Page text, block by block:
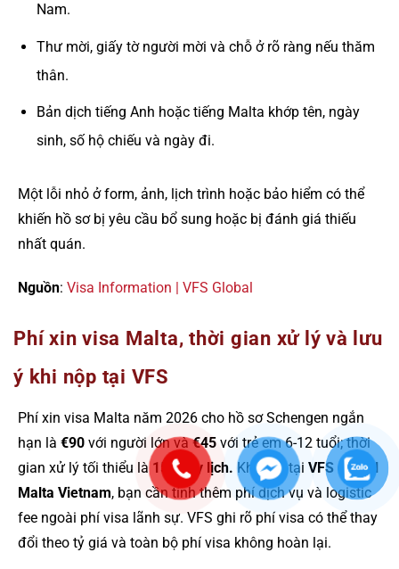
Nam.
Thư mời, giấy tờ người mời và chỗ ở rõ ràng nếu thăm
thân.
Bản dịch tiếng Anh hoặc tiếng Malta khớp tên, ngày
sinh, số hộ chiếu và ngày đi.
Một lỗi nhỏ ở form, ảnh, lịch trình hoặc bảo hiểm có thể
khiến hồ sơ bị yêu cầu bổ sung hoặc bị đánh giá thiếu
nhất quán.
Nguồn: Visa Information | VFS Global
Phí xin visa Malta, thời gian xử lý và lưu
ý khi nộp tại VFS
Phí xin visa Malta năm 2026 cho hồ sơ Schengen ngắn
hạn là €90 với người lớn và€45 với trẻ em 6-12 tuổi; thời
gian xử lý tối thiểu là 15 ngày lịch. Khi nộp tại VFS Global
Malta Vietnam, bạn cần tính thêm phí dịch vụ và logistic
fee ngoài phí visa lãnh sự. VFS ghi rõ phí visa có thể thay
đổi theo tỷ giá và toàn bộ phí visa không hoàn lại.